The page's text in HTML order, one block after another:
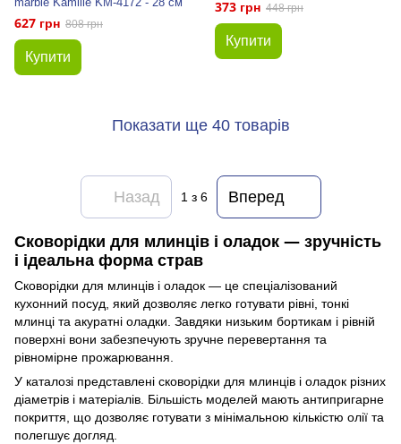
627 грн 808 грн
Купити
373 грн 448 грн
Купити
Показати ще 40 товарів
Назад 1 з 6 Вперед
Сковорідки для млинців і оладок — зручність
і ідеальна форма страв
Сковорідки для млинців і оладок — це спеціалізований
кухонний посуд, який дозволяє легко готувати рівні, тонкі
млинці та акуратні оладки. Завдяки низьким бортикам і рівній
поверхні вони забезпечують зручне перевертання та
рівномірне прожарювання.
У каталозі представлені сковорідки для млинців і оладок різних
діаметрів і матеріалів. Більшість моделей мають антипригарне
покриття, що дозволяє готувати з мінімальною кількістю олії та
полегшує догляд.